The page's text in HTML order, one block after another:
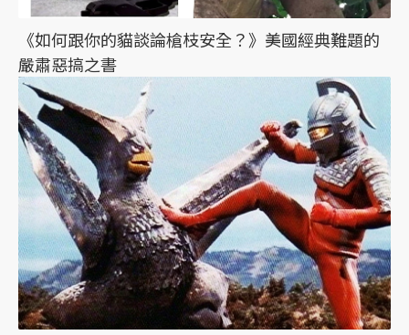
《如何跟你的貓談論槍枝安全？》美國經典難題的
嚴肅惡搞之書